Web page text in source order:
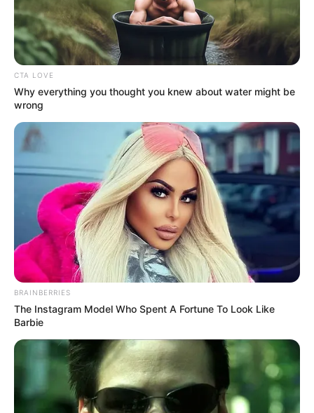
CTA LOVE
Why everything you thought you knew about water might be
wrong
BRAINBERRIES
The Instagram Model Who Spent A Fortune To Look Like
Barbie